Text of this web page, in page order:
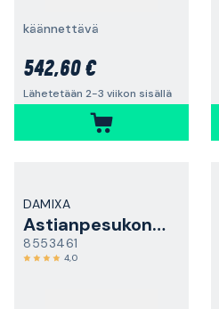
käännettävä
542,60 €
Lähetetään 2-3 viikon sisällä
DAMIXA
Astianpesukoneliitäntä
8553461
4,0